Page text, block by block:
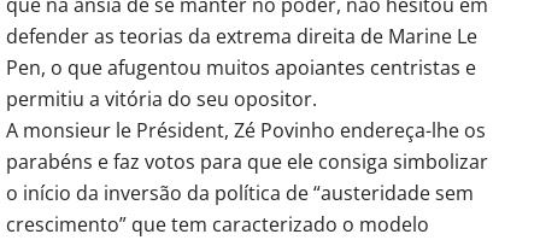
defender as teorias da extrema direita de Marine Le
Pen, o que afugentou muitos apoiantes centristas e
permitiu a vitória do seu opositor.
A monsieur le Président, Zé Povinho endereça-lhe os
parabéns e faz votos para que ele consiga simbolizar
o início da inversão da política de “austeridade sem
crescimento” que tem caracterizado o modelo